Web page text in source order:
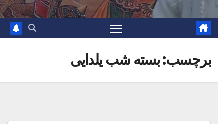
برچسب:بسته شب یلدایی